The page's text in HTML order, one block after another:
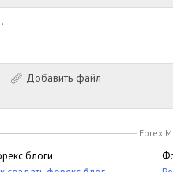
Добавить файл
Forex
блоги